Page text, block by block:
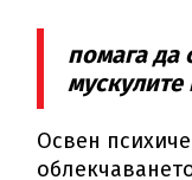
помага да
мускулите
Освен